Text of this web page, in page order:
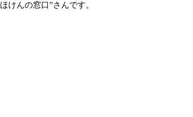
けんの窓口”さんです。